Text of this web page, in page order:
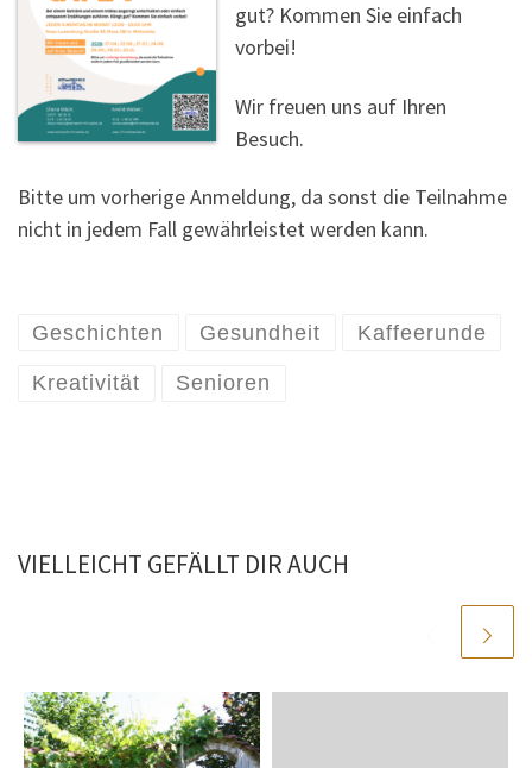
gut? Kommen Sie einfach
vorbei!
Wir freuen uns auf Ihren
Besuch.
Bitte um vorherige Anmeldung, da sonst die Teilnahme
nicht in jedem Fall gewährleistet werden kann.
Geschichten Gesundheit Kaffeerunde
Kreativität Senioren
VIELLEICHT GEFÄLLT DIR AUCH